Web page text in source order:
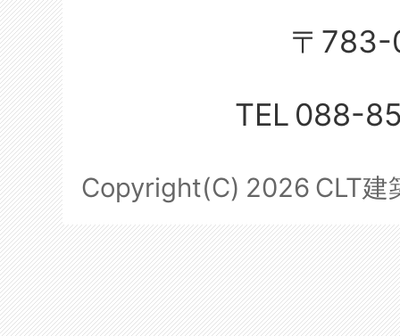
〒
TEL 088-
Copyright(C) 2026 CLT建